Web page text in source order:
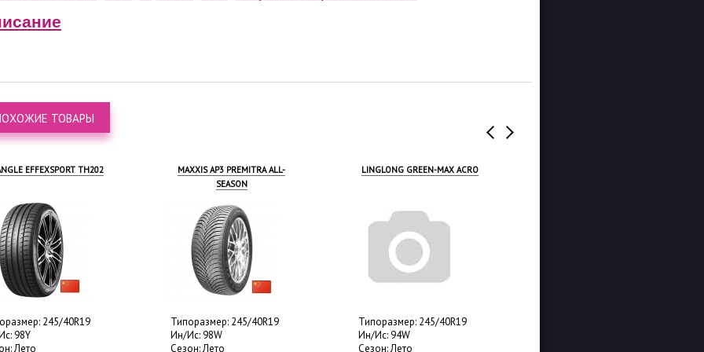
ТОВАРЫ
EFFEXSPORT TH202
245/40R19
98Y
Лето
MAXXIS AP3 PREMITRA ALL-
SEASON
Типоразмер: 245/40R19
Ин/Ис: 98W
Сезон: Лето
LINGLONG GREEN-MAX ACRO
Типоразмер: 245/40R19
Ин/Ис: 94W
Сезон: Лето